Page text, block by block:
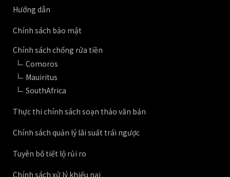
Hướng dẫn
Chính sách bảo mật
Chính sách chống rửa tiền
Comoros
Mauiritus
SouthAfrica
Thực thi chính sách soạn thảo văn bản
Chính sách quản lý lãi suất trái ngược
Tuyên bố tiết lộ rủi ro
Chính sách xử lý khiếu nại